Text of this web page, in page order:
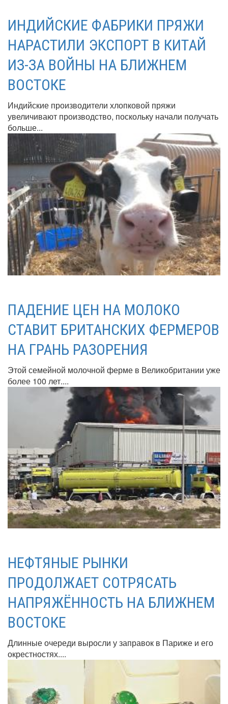
ИНДИЙСКИЕ ФАБРИКИ ПРЯЖИ
НАРАСТИЛИ ЭКСПОРТ В КИТАЙ
ИЗ-ЗА ВОЙНЫ НА БЛИЖНЕМ
ВОСТОКЕ
Индийские производители хлопковой пряжи
увеличивают производство, поскольку начали получать
больше...
ПАДЕНИЕ ЦЕН НА МОЛОКО
СТАВИТ БРИТАНСКИХ ФЕРМЕРОВ
НА ГРАНЬ РАЗОРЕНИЯ
Этой семейной молочной ферме в Великобритании уже
более 100 лет....
НЕФТЯНЫЕ РЫНКИ
ПРОДОЛЖАЕТ СОТРЯСАТЬ
НАПРЯЖЁННОСТЬ НА БЛИЖНЕМ
ВОСТОКЕ
Длинные очереди выросли у заправок в Париже и его
окрестностях....